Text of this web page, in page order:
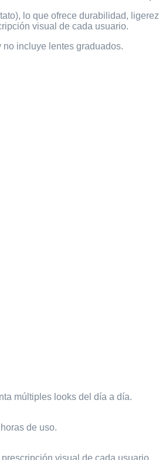
lo que ofrece durabilidad,
visual de cada usuario.
no incluye lentes graduados.
múltiples looks del día a día.
de uso.
visual de cada usuario.